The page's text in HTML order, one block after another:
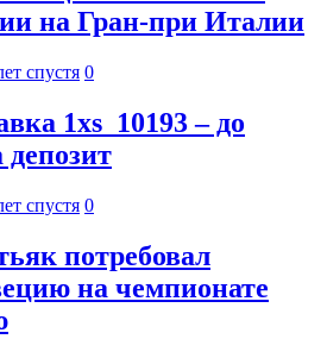
на Гран-при Италии
спустя 0
1xs_10193 – до
депозит
спустя 0
потребовал
на чемпионате